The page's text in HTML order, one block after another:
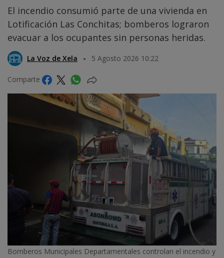
El incendio consumió parte de una vivienda en
Lotificación Las Conchitas; bomberos lograron
evacuar a los ocupantes sin personas heridas.
La Voz de Xela 5 Agosto 2026 10:22
Comparte
Bomberos Municipales Departamentales controlan el incendio y